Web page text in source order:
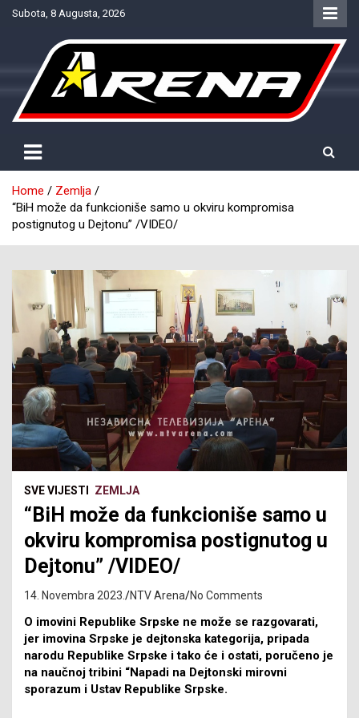
SkipSubota, 8 Augusta, 2026
NTV Arena
Home
Zemlja
“BiH može da funkcioniše samo u okviru kompromisa
postignutog u Dejtonu” /VIDEO/
SVE VIJESTI ZEMLJA
“BiH može da funkcioniše samo u
okviru kompromisa postignutog u
Dejtonu” /VIDEO/
14. Novembra 2023. NTV Arena No Comments
O imovini Republike Srpske ne može se razgovarati,
jer imovina Srpske je dejtonska kategorija, pripada
narodu Republike Srpske i tako će i ostati, poručeno je
na naučnoj tribini “Napadi na Dejtonski mirovni
sporazum i Ustav Republike Srpske.